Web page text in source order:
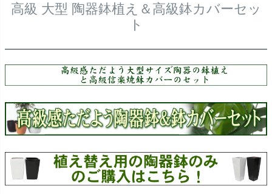
高級 大型 陶器鉢植え＆高級鉢カバーセッ
ト